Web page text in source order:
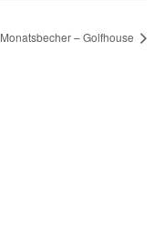
Monatsbecher – Golfhouse